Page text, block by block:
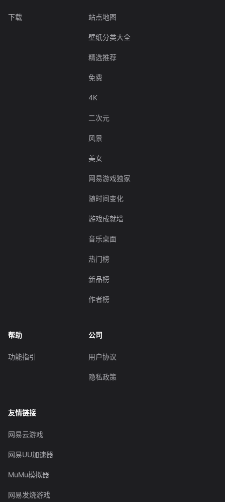
下载 站点地图
壁纸分类大全
精选推荐
免费
4K
二次元
风景
美女
网易游戏独家
随时间变化
游戏成就墙
音乐桌面
热门榜
新品榜
作者榜
帮助
功能指引
公司
用户协议
隐私政策
友情链接
网易云游戏
网易UU加速器
MuMu模拟器
网易发烧游戏